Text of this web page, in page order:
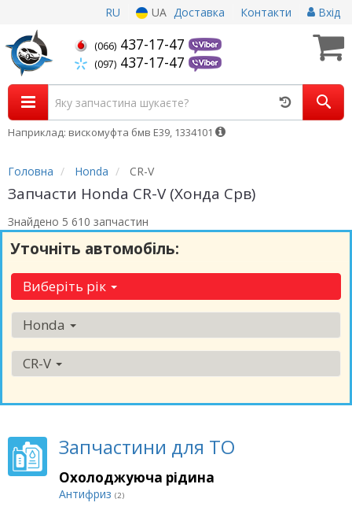
RU UA Доставка Контакти Вхід
(066) 437-17-47
(097) 437-17-47
Наприклад: вискомуфта бмв Е39, 1334101
Головна Honda CR-V
Запчасти Honda CR-V (Хонда Срв)
Знайдено 5 610 запчастин
Уточніть автомобіль:
Виберіть рік
Honda
CR-V
Запчастини для ТО
Охолоджуюча рідина
Антифриз (2)